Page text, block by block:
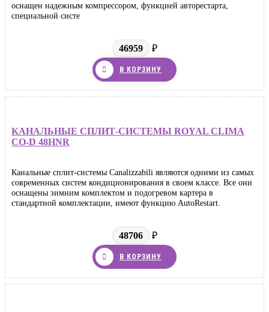
оснащен надежным компрессором, функцией авторестарта,
специальной систе
46959 ₽
В КОРЗИНУ
КАНАЛЬНЫЕ СПЛИТ-СИСТЕМЫ ROYAL CLIMA
CO-D 48HNR
Канальные сплит-системы Canalizzabili являются одними из самых
современных систем кондиционирования в своем классе. Все они
оснащены зимним комплектом и подогревом картера в
стандартной комплектации, имеют функцию AutoRestart.
48706 ₽
В КОРЗИНУ